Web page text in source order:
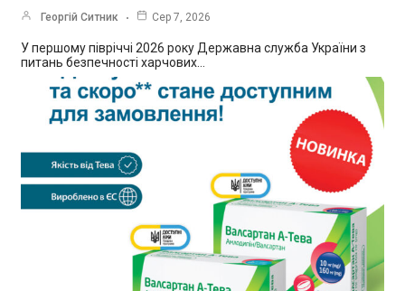
Георгій Ситник Сер 7, 2026
У першому півріччі 2026 року Державна служба України з
питань безпечності харчових…